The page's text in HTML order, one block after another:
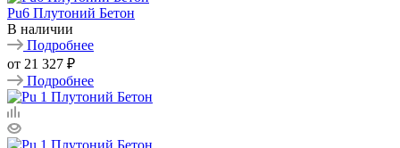
Pu6 Плутоний Бетон
В наличии
Подробнее
от 21 327 ₽
Подробнее